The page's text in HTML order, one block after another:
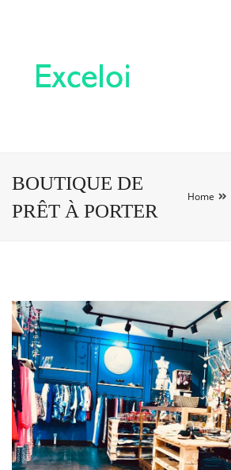
BOUTIQUE DE
PRÊT À PORTER
Home